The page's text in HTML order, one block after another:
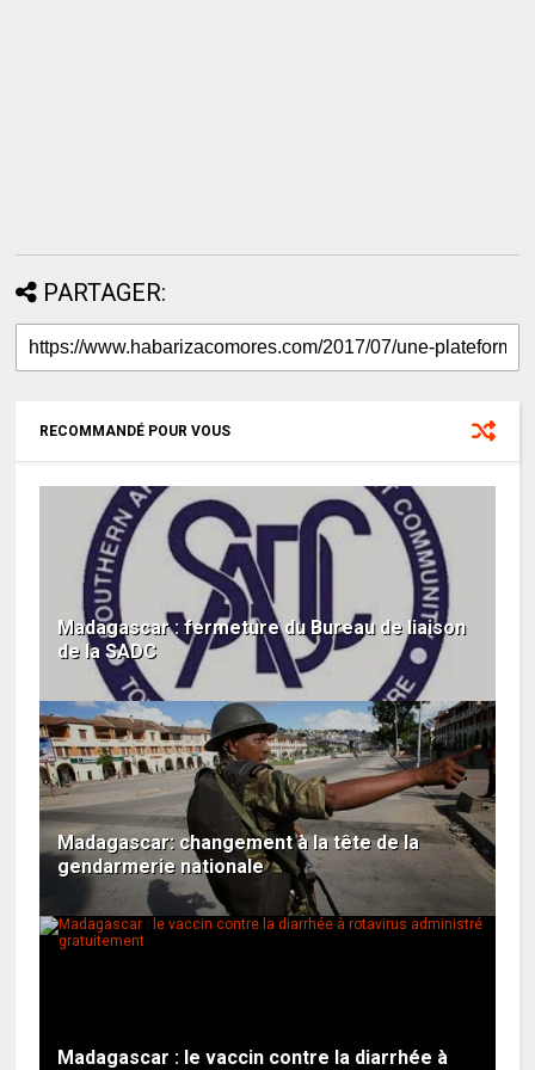
PARTAGER:
RECOMMANDÉ POUR VOUS
Madagascar : fermeture du Bureau de liaison
de la SADC
Madagascar: changement à la tête de la
gendarmerie nationale
Madagascar : le vaccin contre la diarrhée à